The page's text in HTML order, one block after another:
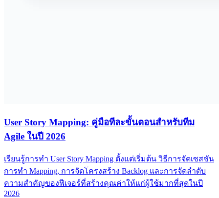
User Story Mapping: คู่มือทีละขั้นตอนสำหรับทีม
Agile ในปี 2026
เรียนรู้การทำ User Story Mapping ตั้งแต่เริ่มต้น วิธีการจัดเซสชัน
การทำ Mapping, การจัดโครงสร้าง Backlog และการจัดลำดับ
ความสำคัญของฟีเจอร์ที่สร้างคุณค่าให้แก่ผู้ใช้มากที่สุดในปี
2026